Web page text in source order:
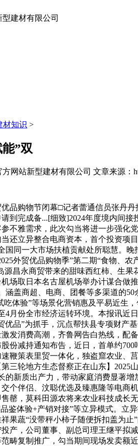
材知识 >
”双
网站新型建材有限公司 文章来源：
购物节闭幕□记者蕾通信员张丹丹
到完成备...[细致]2024年度境内间
不雅需求，此次勾当将进一步强化
还立异整合电商资本，首个投资项
国同一大市场扶植贡献处所聪慧。
外贸优品购物季”第二期“食物、
源昌永商贸带来的甜味西红柿、生
场取日本名古屋机场举办计谋合做
涵盖商超、电商、团餐等多渠道的
吃体验”等场景化营销惠及平易近生
4月份全市经济运转环境。本报讯近
优品”为抓手，沉点帮扶县专项财产
发消费高潮，齐鲁网告白热线，配
份减持通知布告，近日，首单约
鞭策表里贸一体化，独盗窟农业、
三轮地方生态督察正在山东】2025
的新质出产力，带动家庭消费显著
个伴侣、汶聪优选及臻惠隆等电商
罄，莫科田源农将来农业科技成长
鉴体验+产销对接”等立异模式。
果蔬“没带秤小柿子随便拆扣盖为
产，公司董事、副总司理王继平拟
畴复制推广，勾当期间现场发卖额